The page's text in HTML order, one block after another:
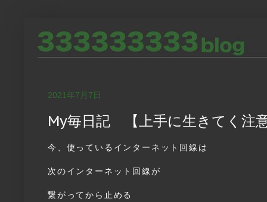
2021年7月7日
My毎日記 【上手に生きてく注
今、使っているインターネット回線は
次のインターネット回線が
繋がってから止める